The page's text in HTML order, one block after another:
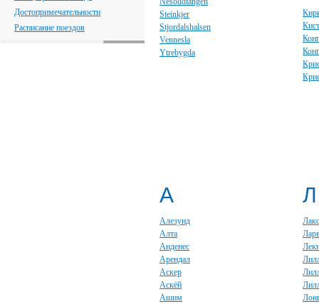
Достопримечательности
Расписание поездов
Steinkjer
Stjordalshalsen
Vennesla
Ytrebygda
А
Алезунд
Алта
Анденес
Арендал
Аскер
Аскёй
Ашим
Л